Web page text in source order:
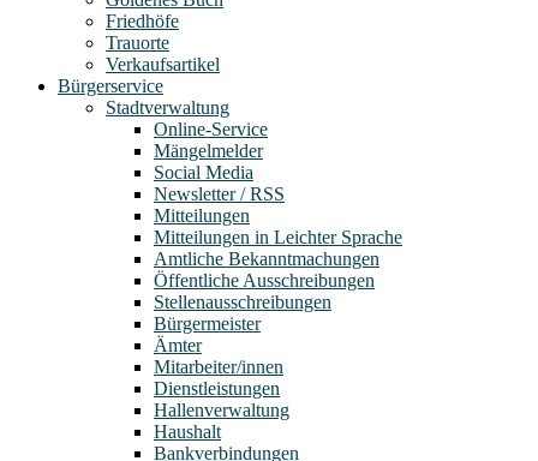
Friedhöfe
Trauorte
Verkaufsartikel
Bürgerservice
Stadtverwaltung
Online-Service
Mängelmelder
Social Media
Newsletter / RSS
Mitteilungen
Mitteilungen in Leichter Sprache
Amtliche Bekanntmachungen
Öffentliche Ausschreibungen
Stellenausschreibungen
Bürgermeister
Ämter
Mitarbeiter/innen
Dienstleistungen
Hallenverwaltung
Haushalt
Bankverbindungen